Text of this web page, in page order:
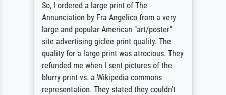
So, I ordered a large print of The
Annunciation by Fra Angelico from a very
large and popular American "art/poster"
site advertising giclee print quality. The
quality for a large print was atrocious. They
refunded me when I sent pictures of the
blurry print vs. a Wikipedia commons
representation. They stated they couldn't